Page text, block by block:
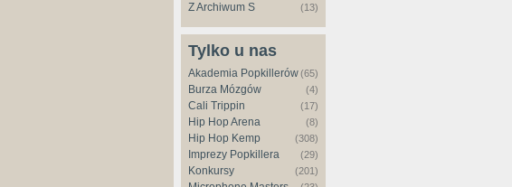
Z Archiwum S (13)
Tylko u nas
Akademia Popkillerów(65)
Burza Mózgów (4)
Cali Trippin (17)
Hip Hop Arena (8)
Hip Hop Kemp (308)
Imprezy Popkillera (29)
Konkursy (201)